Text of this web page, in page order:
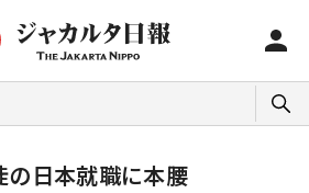
の日本就職に本腰